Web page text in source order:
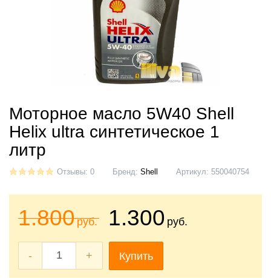
Моторное масло 5W40 Shell
Helix ultra синтетическое 1
литр
Отзывы: 0 Бренд: Shell Артикул: 550040754
1.800руб. 1.300 руб.
- + Купить